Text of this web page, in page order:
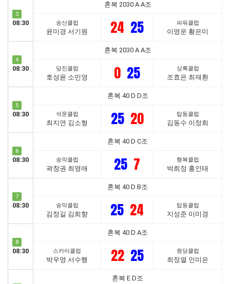
3
08:30
혼복 2030 A A조
송산클럽
윤미경 서기원 24 25 파워클럽
이영운 황은미
4
08:30
혼복 2030 A A조
당진클럽
호성윤 소민영 0 25 상록클럽
조효은 최재환
5
08:30
혼복 40 D D조
석문클럽
최지연 김소형 25 20 탑동클럽
김동수 이정희
6
08:30
혼복 40 D C조
송악클럽
곽창권 최영애 25 7 행복클럽
박희정 홍인태
7
08:30
혼복 40 D B조
송악클럽
김정길 김희향 25 24 탑동클럽
지성준 이미경
8
08:30
혼복 40 D A조
스카이클럽
박우영 서수행 22 25 원당클럽
최정열 인미은
혼복 E D조